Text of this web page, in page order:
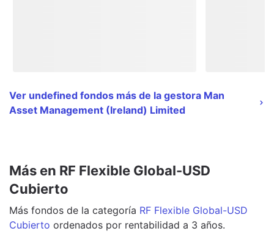
Ver undefined fondos más de la gestora Man
Asset Management (Ireland) Limited
Más en RF Flexible Global-USD
Cubierto
Más fondos de la categoría RF Flexible Global-USD
Cubierto ordenados por rentabilidad a 3 años.